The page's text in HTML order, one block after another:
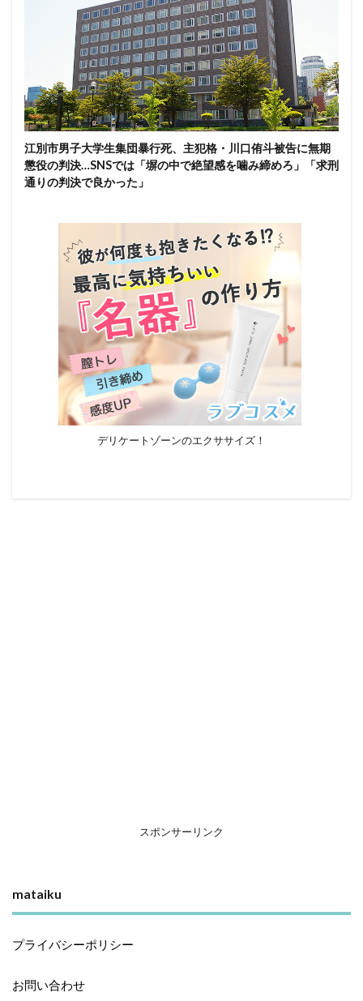
江別市男子大学生集団暴行死、主犯格・川口侑斗被告に無期
懲役の判決…SNSでは「塀の中で絶望感を噛み締めろ」「求刑
通りの判決で良かった」
デリケートゾーンのエクササイズ！
スポンサーリンク
mataiku
プライバシーポリシー
お問い合わせ